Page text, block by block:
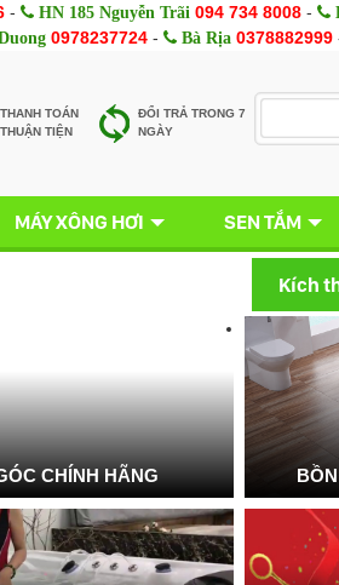
- HN 185 Nguyễn Trãi 094 734 8008 -
0978237724- Bà Rịa 0378882999
THANH TOÁN
THUẬN TIỆN
ĐỔI TRẢ TRONG 7
NGÀY
MÁY XÔNG HƠI SEN TẮM
Kích
CHÍNH HÃNG